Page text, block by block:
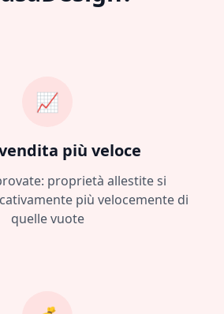
📈
più veloce
proprietà allestite si
più velocemente di
quelle vuote